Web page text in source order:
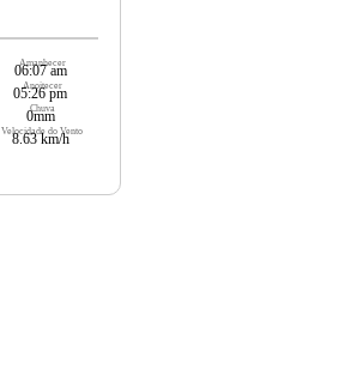
Amanhecer
06:07 am
Anoitecer
05:26 pm
Chuva
0mm
Velocidade do Vento
8.63 km/h